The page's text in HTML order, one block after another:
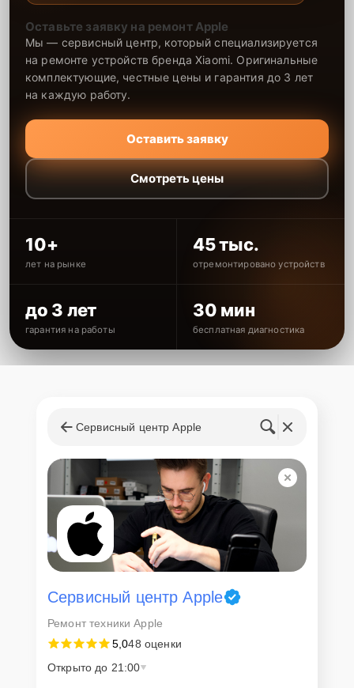
Оставьте заявку на ремонт Apple
Мы — сервисный центр, который специализируется
на ремонте устройств бренда Xiaomi. Оригинальные
комплектующие, честные цены и гарантия до 3 лет
на каждую работу.
Оставить заявку
Смотреть цены
10+
лет на рынке
45 тыс.
отремонтировано устройств
до 3 лет
гарантия на работы
30 мин
бесплатная диагностика
Сервисный центр Apple
Сервисный центр Apple
Ремонт техники Apple
5,048 оценки
Открыто до 21:00